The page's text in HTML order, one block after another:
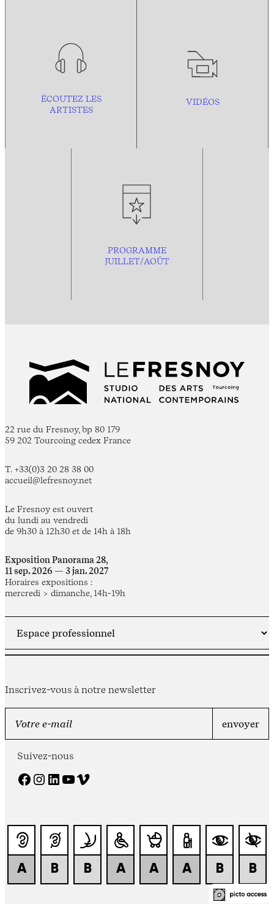
ÉCOUTEZ LES
ARTISTES
VIDÉOS
PROGRAMME
JUILLET/AOÛT
22 rue du Fresnoy, bp 80 179
59 202 Tourcoing cedex France
T. +33(0)3 20 28 38 00
accueil@lefresnoy.net
Le Fresnoy est ouvert
du lundi au vendredi
de 9h30 à 12h30 et de 14h à 18h
Exposition Panorama 28,
11 sep. 2026 — 3 jan. 2027
Horaires expositions :
mercredi > dimanche, 14h-19h
Inscrivez-vous à notre newsletter
Suivez-nous
Facebook Instagram LinkedIn YouTube Vimeo